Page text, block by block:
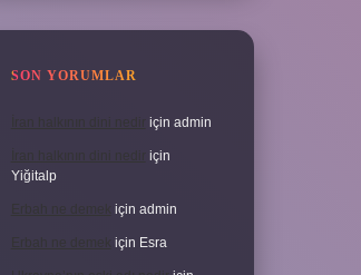
SON YORUMLAR
İran halkının dini nedir için admin
İran halkının dini nedir için
Yiğitalp
Erbah ne demek için admin
Erbah ne demek için Esra